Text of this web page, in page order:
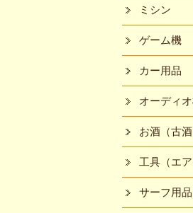
ミシン
ゲーム機
カー用品
オーディ
お酒（古酒
工具（エア
サーフ用品